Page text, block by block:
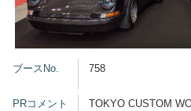
出展者
出展者一覧
展示車両一覧
イメージガール
ブースNo. 758
PRコメント
TOKYO CUSTOM